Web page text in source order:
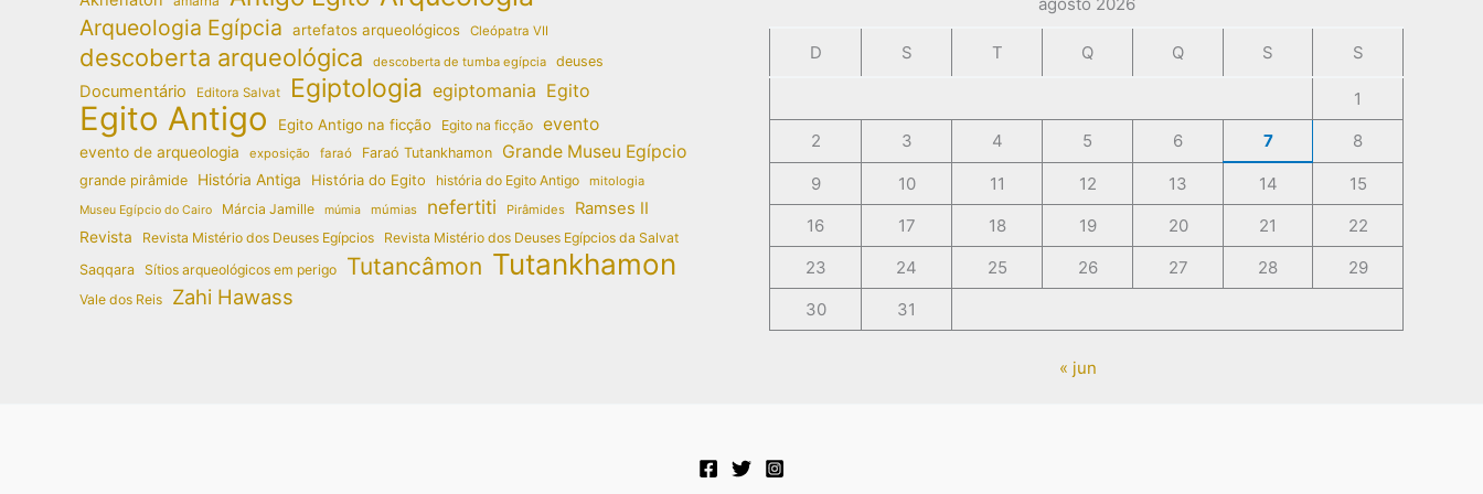
Arqueologia Egípcia artefatos arqueológicos Cleópatra VII
descoberta arqueológica descoberta de tumba egípcia deuses
Documentário Editora Salvat Egiptologia egiptomania Egito
Egito Antigo Egito Antigo na ficção Egito na ficção evento
evento de arqueologia exposição faraó Faraó Tutankhamon Grande Museu Egípcio
grande pirâmide História Antiga História do Egito história do Egito Antigo mitologia
Museu Egípcio do Cairo Márcia Jamille múmia múmias nefertiti Pirâmides Ramses II
Revista Revista Mistério dos Deuses Egípcios
Revista Mistério dos Deuses Egípcios da Salvat
Saqqara Sítios arqueológicos em perigo Tutancâmon Tutankhamon
Vale dos Reis Zahi Hawass
D S T Q Q S S
1
2
3 4 5 6 7 8
9 10 11 12 13 14
15
16
17 18 19 20 21
22
23
24 25 26 27 28
29
30
31
« jun